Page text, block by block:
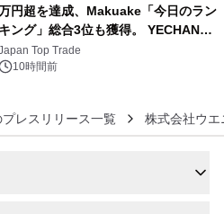
円超を達成、Makuake「今日のラン
キング」総合3位も獲得。 YECHAN音
浴シンギングボウル第2弾の大型サイ
（XL・2XL・3XL）を先行販売中
Top Trade
10時間前
レスリリース一覧 株式会社ウエ